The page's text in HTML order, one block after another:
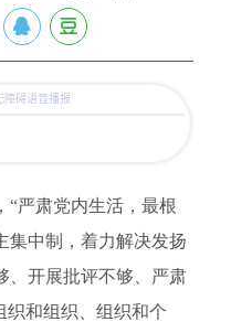
肃党内生活，最根
集中制，着力解决发扬
、开展批评不够、严肃
织和组织、组织和个